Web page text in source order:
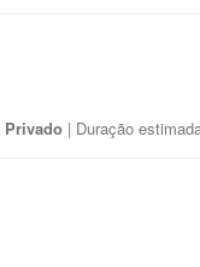
Privado | Duração